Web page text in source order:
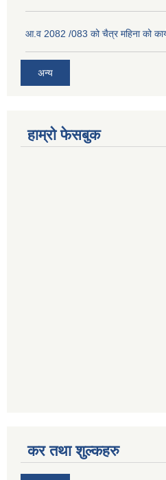
आ.व 2082 /083 को चैत्र महिना को
अन्य
हाम्रो फेसबुक
कर तथा शुल्कहरु